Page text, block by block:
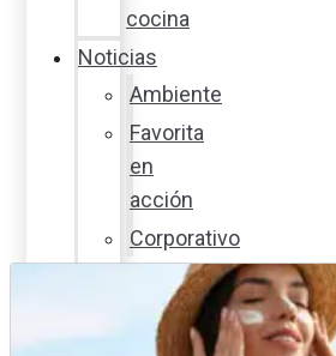
cocina
Noticias
Ambiente
Favorita
en
acción
Corporativo
Emprendimiento
Guía